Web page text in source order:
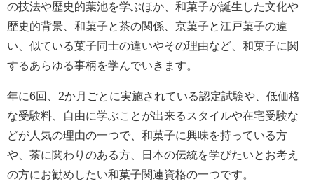
の技法や歴史的葉池を学ぶほか、和菓子が誕生した文化や
歴史的背景、和菓子と茶の関係、京菓子と江戸菓子の違
い、似ている菓子同士の違いやその理由など、和菓子に関
するあらゆる事柄を学んでいきます。
年に6回、2か月ごとに実施されている認定試験や、低価格
な受験料、自由に学ぶことが出来るスタイルや在宅受験な
どが人気の理由の一つで、和菓子に興味を持っている方
や、茶に関わりのある方、日本の伝統を学びたいとお考え
の方にお勧めしたい和菓子関連資格の一つです。